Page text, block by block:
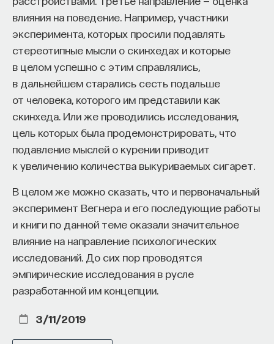
влияния на поведение. Например, участники
эксперимента, которых просили подавлять
стереотипные мысли о скинхедах и которые
в целом успешно с этим справлялись,
в дальнейшем старались сесть подальше
от человека, которого им представили как
скинхеда. Или же проводились исследования,
цель которых была продемонстрировать, что
подавление мыслей о курении приводит
к увеличению количества выкуриваемых сигарет.
В целом же можно сказать, что и первоначальный
эксперимент Вегнера и его последующие работы
и книги по данной теме оказали значительное
влияние на направление психологических
исследований. До сих пор проводятся
эмпирические исследования в русле
разработанной им концепции.
3/11/2019
НАД МАТЕРИАЛОМ РАБОТАЛИ
Наталья Харламенкова
доктор психологических наук, заведующая
лабораторией психологии
психологии РАН, заведующая кафедрой
психологии личности ГАУГН
549 публикаций
ПСИХОЛОГИЯ МЫШЛЕНИЕ
ПСИХОЛОГИЯ МЫШЛЕНИЯ
ПСИХОЛОГИЯ ЛИЧНОСТИ КОГНИТИВНЫЕ НАУКИ